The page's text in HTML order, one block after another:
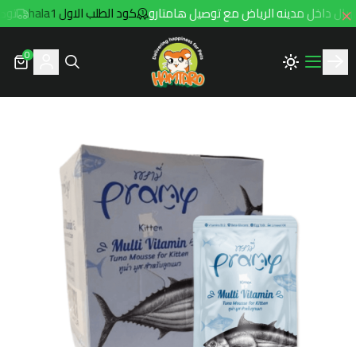
كود الطلب الاول hala1 توصيل
Hamtaro
0